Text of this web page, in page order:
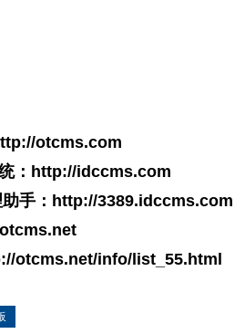
otcms.com
： http://idccms.com
手： http://3389.idccms.com
otcms.net/info/list_55.html